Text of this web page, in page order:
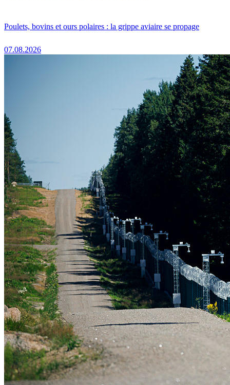
Poulets, bovins et ours polaires : la grippe aviaire se propage
07.08.2026